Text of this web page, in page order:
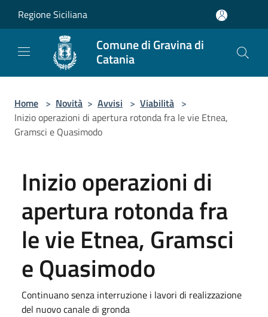
Regione Siciliana
Comune di Gravina di
Catania
Home > Novità > Avvisi > Viabilità >
Inizio operazioni di apertura rotonda fra le vie Etnea,
Gramsci e Quasimodo
Inizio operazioni di
apertura rotonda fra
le vie Etnea, Gramsci
e Quasimodo
Continuano senza interruzione i lavori di realizzazione
del nuovo canale di gronda